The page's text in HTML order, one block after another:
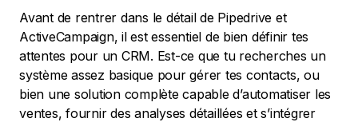
Avant de rentrer dans le détail de Pipedrive et
ActiveCampaign, il est essentiel de bien définir tes
attentes pour un CRM. Est-ce que tu recherches un
système assez basique pour gérer tes contacts, ou
bien une solution complète capable d’automatiser les
ventes, fournir des analyses détaillées et s’intégrer